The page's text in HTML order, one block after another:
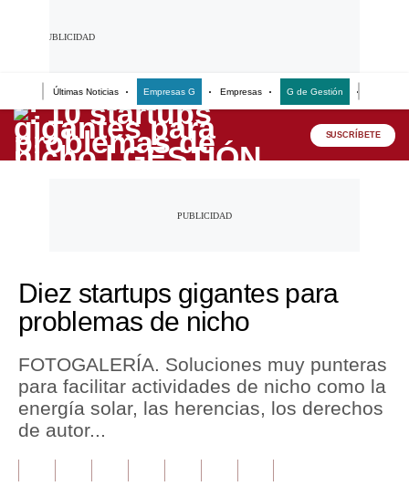
Últimas Noticias Empresas G Empresas G de Gestión
Lo último
Peru Quiosco
Economía
Mercados
Perú
Política
Finanzas Personales
SUSCRÍBETE
Diez startups gigantes para
problemas de nicho
FOTOGALERÍA. Soluciones muy punteras
para facilitar actividades de nicho como la
energía solar, las herencias, los derechos
de autor...